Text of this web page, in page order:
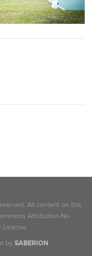
All content on this
Attribution-No
License.
by SABERION